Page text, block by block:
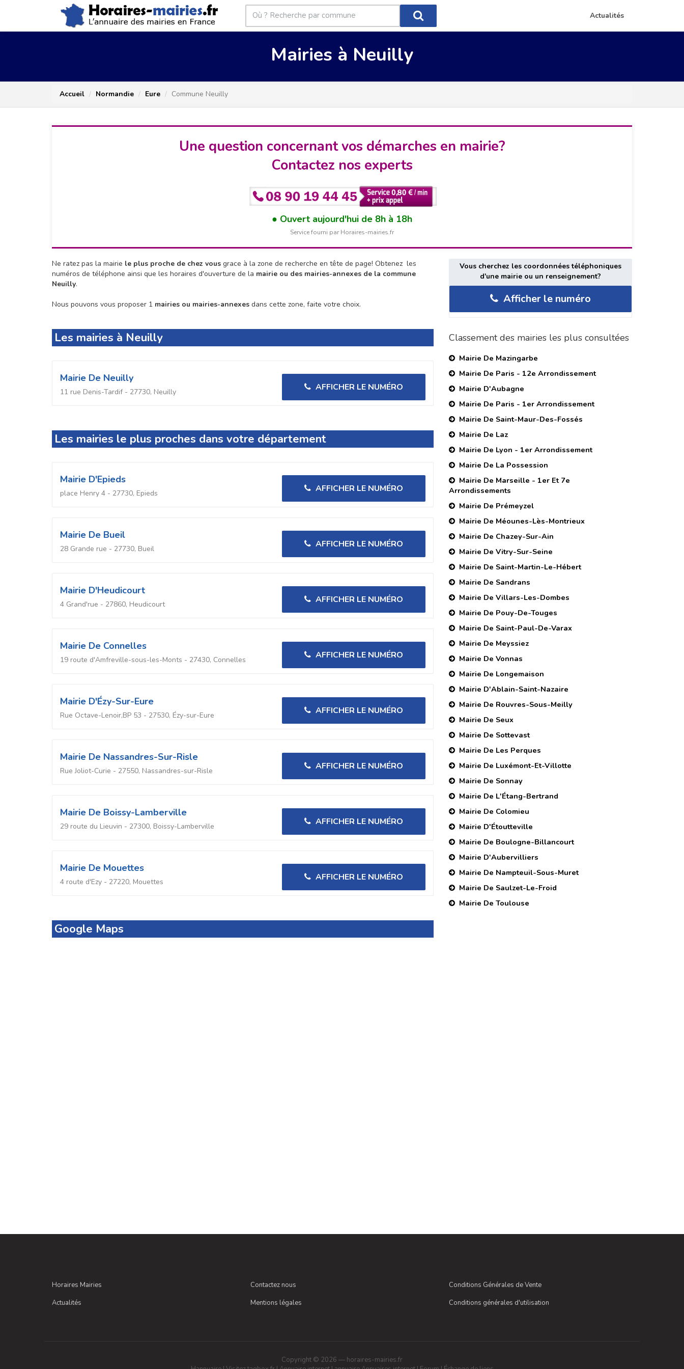
Actualités
Mairies à Neuilly
Accueil Normandie Eure Commune Neuilly
Une question concernant vos démarches en mairie?
Contactez nos experts
Ouvert aujourd'hui de 8h à 18h
Service fourni par Horaires-mairies.fr
Ne ratez pas la mairie le plus proche de chez vous grace à la zone de recherche en tête de page! Obtenez les
numéros de téléphone ainsi que les horaires d'ouverture de la mairie ou des mairies-annexes de la commune
Neuilly.
Nous pouvons vous proposer 1 mairies ou mairies-annexes dans cette zone, faite votre choix.
Les mairies à Neuilly
Mairie De Neuilly
11 rue Denis-Tardif - 27730, Neuilly AFFICHER LE NUMÉRO
Les mairies le plus proches dans votre département
Mairie D'Epieds
place Henry 4 - 27730, Epieds AFFICHER LE NUMÉRO
Mairie De Bueil
28 Grande rue - 27730, Bueil AFFICHER LE NUMÉRO
Mairie D'Heudicourt
4 Grand'rue - 27860, Heudicourt AFFICHER LE NUMÉRO
Mairie De Connelles
19 route d'Amfreville-sous-les-Monts - 27430, Connelles AFFICHER LE NUMÉRO
Mairie D'Ézy-Sur-Eure
Rue Octave-Lenoir,BP 53 - 27530, Ézy-sur-Eure AFFICHER LE NUMÉRO
Mairie De Nassandres-Sur-Risle
Rue Joliot-Curie - 27550, Nassandres-sur-Risle AFFICHER LE NUMÉRO
Mairie De Boissy-Lamberville
29 route du Lieuvin - 27300, Boissy-Lamberville AFFICHER LE NUMÉRO
Mairie De Mouettes
4 route d'Ezy - 27220, Mouettes AFFICHER LE NUMÉRO
Google Maps
Vous cherchez les coordonnées téléphoniques
d'une mairie ou un renseignement?
Afficher le numéro
Classement des mairies les plus consultées
Mairie De Mazingarbe
Mairie De Paris - 12e Arrondissement
Mairie D'Aubagne
Mairie De Paris - 1er Arrondissement
Mairie De Saint-Maur-Des-Fossés
Mairie De Laz
Mairie De Lyon - 1er Arrondissement
Mairie De La Possession
Mairie De Marseille - 1er Et 7e
Arrondissements
Mairie De Prémeyzel
Mairie De Méounes-Lès-Montrieux
Mairie De Chazey-Sur-Ain
Mairie De Vitry-Sur-Seine
Mairie De Saint-Martin-Le-Hébert
Mairie De Sandrans
Mairie De Villars-Les-Dombes
Mairie De Pouy-De-Touges
Mairie De Saint-Paul-De-Varax
Mairie De Meyssiez
Mairie De Vonnas
Mairie De Longemaison
Mairie D'Ablain-Saint-Nazaire
Mairie De Rouvres-Sous-Meilly
Mairie De Seux
Mairie De Sottevast
Mairie De Les Perques
Mairie De Luxémont-Et-Villotte
Mairie De Sonnay
Mairie De L'Étang-Bertrand
Mairie De Colomieu
Mairie D'Étoutteville
Mairie De Boulogne-Billancourt
Mairie D'Aubervilliers
Mairie De Nampteuil-Sous-Muret
Mairie De Saulzet-Le-Froid
Mairie De Toulouse
Horaires Mairies
Actualités
Contactez nous
Mentions légales
Conditions Générales de Vente
Conditions générales d'utilisation
Copyright © 2026 — horaires-mairies.fr